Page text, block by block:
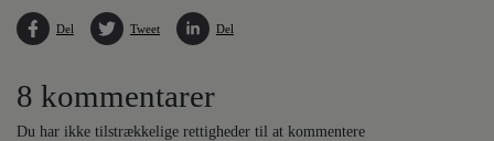
Del Tweet Del
8 kommentarer
Du har ikke tilstrækkelige rettigheder til at kommentere